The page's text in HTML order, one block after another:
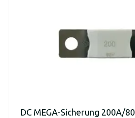
DC MEGA-Sicherung 200A/